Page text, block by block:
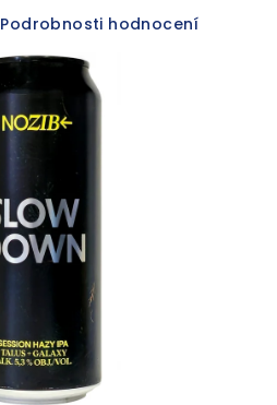
Podrobnosti hodnocení